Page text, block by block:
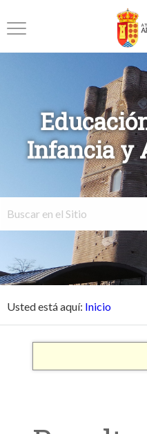
Infancia y
Usted está aquí: Inicio